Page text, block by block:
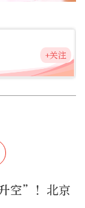
+关注
空”！北京